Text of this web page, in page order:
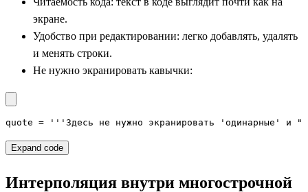
экране.
Удобство при редактировании: легко добавлять, удалять
и менять строки.
Не нужно экранировать кавычки:
quote = '''Здесь не нужно экранировать 'одинарные' и
Expand code
Интерполяция внутри многострочной